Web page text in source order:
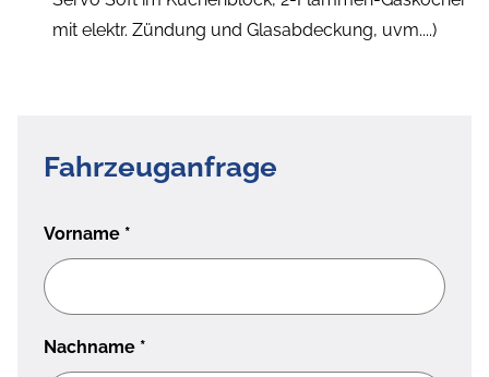
mit elektr. Zündung und Glasabdeckung, uvm....)
Fahrzeuganfrage
Vorname *
Nachname *